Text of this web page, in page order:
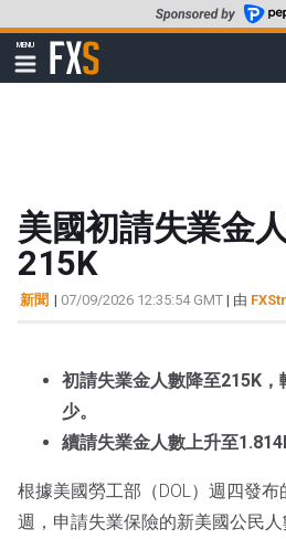
至
要
MENU
顯
示
FXStreet
美國初請失業金
215K
新聞 | 07/09/2026 12:35:54 GMT | 由
初請失業金人數降至215K
少。
續請失業金人數上升至
根據美國勞工部（DOL）週四發
週，申請失業保險的新美國公民